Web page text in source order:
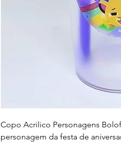
Copo Acrilico Personagens
personagem da festa de